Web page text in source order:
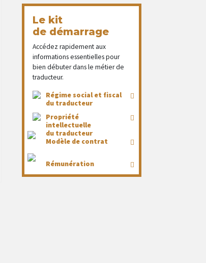
Le kit
de démarrage
Accédez rapidement aux
informations essentielles pour
bien débuter dans le métier de
traducteur.
Régime social et fiscal
du traducteur
Propriété
intellectuelle
du traducteur
Modèle de contrat
Rémunération